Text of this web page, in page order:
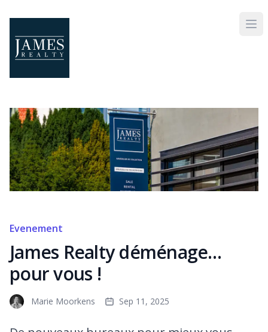
Evenement
James Realty déménage…
pour vous !
Marie Moorkens Sep 11, 2025